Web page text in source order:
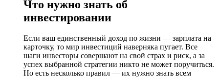
Что нужно знать об
инвестировании
Если ваш единственный доход по жизни — зарплата на
карточку, то мир инвестиций наверняка пугает. Все
шаги инвесторы совершают на свой страх и риск, а за
успех выбранной стратегии никто не может поручиться.
Но есть несколько правил — их нужно знать всем